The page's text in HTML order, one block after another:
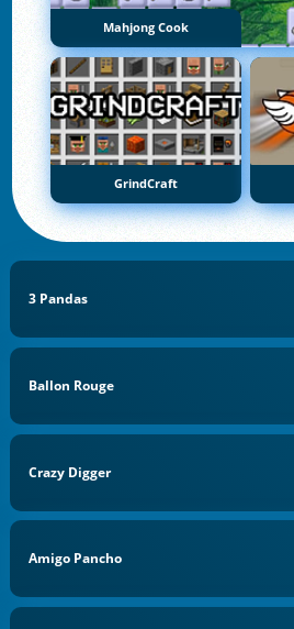
Mahjong Cook
GrindCraft
3 Pandas
Ballon Rouge
Crazy Digger
Amigo Pancho